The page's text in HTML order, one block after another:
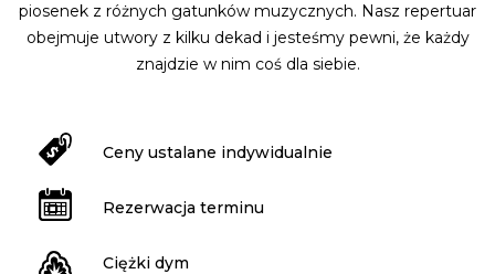
piosenek z różnych gatunków muzycznych. Nasz repertuar
obejmuje utwory z kilku dekad i jesteśmy pewni, że każdy
znajdzie w nim coś dla siebie.
Ceny ustalane indywidualnie
Rezerwacja terminu
Ciężki dym